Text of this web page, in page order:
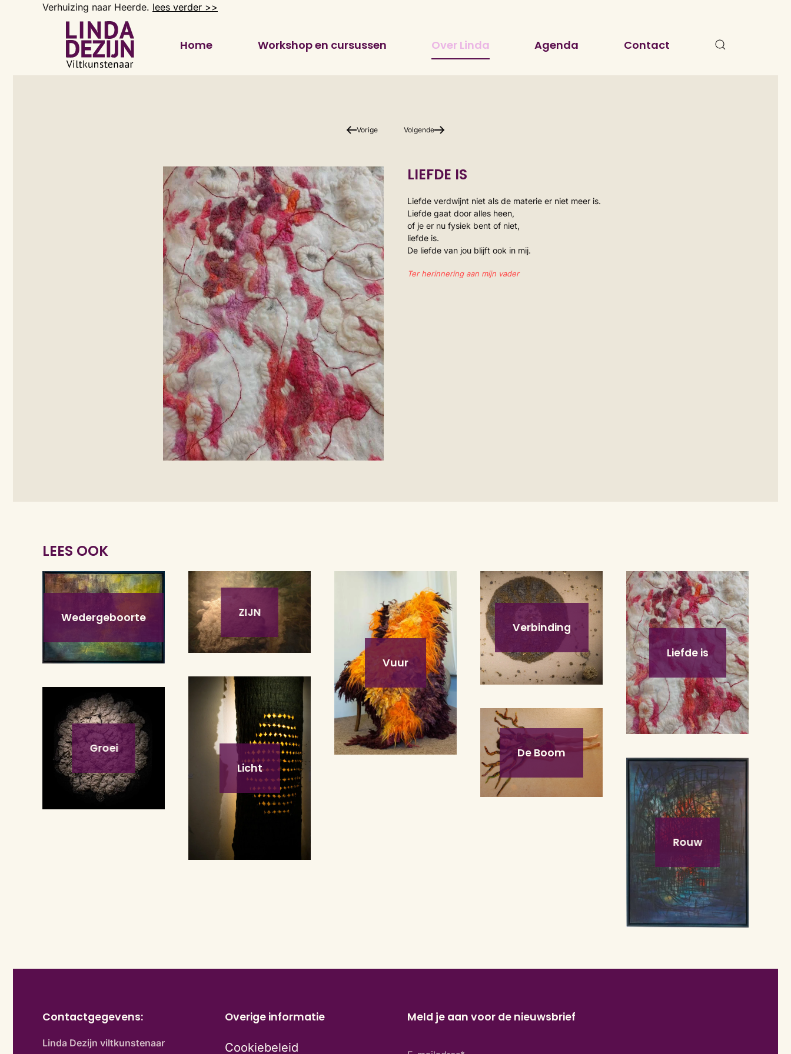
Overslaan
Verhuizing naar Heerde. lees verder >>
Home Workshop en cursussen Over Linda Agenda Contact
Vorige Volgende
LIEFDE IS
Liefde verdwijnt niet als de materie er niet meer is.
Liefde gaat door alles heen,
of je er nu fysiek bent of niet,
liefde is.
De liefde van jou blijft ook in mij.
Ter herinnering aan mijn vader
LEES OOK
Wedergeboorte ZIJN
Vuur
Verbinding
Liefde is
Licht
Groei De Boom
Rouw
Contactgegevens:
Linda Dezijn viltkunstenaar
Overige informatie
Cookiebeleid
Meld je aan voor de nieuwsbrief